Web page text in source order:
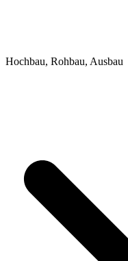
Hochbau, Rohbau, Ausbau